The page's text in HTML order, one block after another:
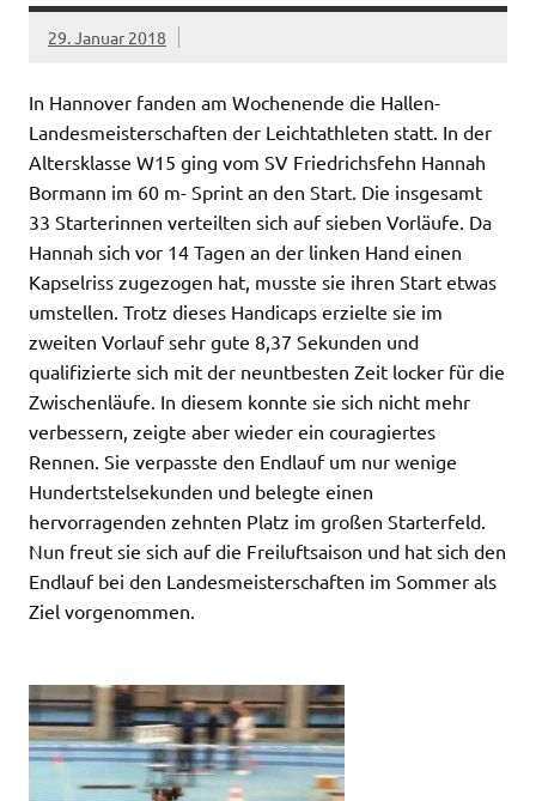
29. Januar 2018
In Hannover fanden am Wochenende die Hallen-
Landesmeisterschaften der Leichtathleten statt. In der
Altersklasse W15 ging vom SV Friedrichsfehn Hannah
Bormann im 60 m- Sprint an den Start. Die insgesamt
33 Starterinnen verteilten sich auf sieben Vorläufe. Da
Hannah sich vor 14 Tagen an der linken Hand einen
Kapselriss zugezogen hat, musste sie ihren Start etwas
umstellen. Trotz dieses Handicaps erzielte sie im
zweiten Vorlauf sehr gute 8,37 Sekunden und
qualifizierte sich mit der neuntbesten Zeit locker für die
Zwischenläufe. In diesem konnte sie sich nicht mehr
verbessern, zeigte aber wieder ein couragiertes
Rennen. Sie verpasste den Endlauf um nur wenige
Hundertstelsekunden und belegte einen
hervorragenden zehnten Platz im großen Starterfeld.
Nun freut sie sich auf die Freiluftsaison und hat sich den
Endlauf bei den Landesmeisterschaften im Sommer als
Ziel vorgenommen.